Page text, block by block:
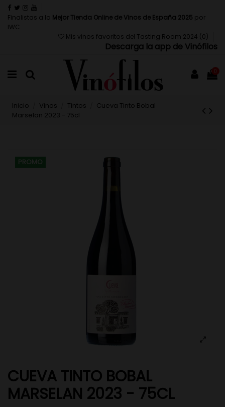
Finalistas a la Mejor Tienda Online de Vinos de España 2025 por
IWC
Mis vinos favoritos del Tasting Room 2024 (0 )
Descarga la app de Vinófilos
0
Inicio Vinos Tintos
Cueva Tinto Bobal
Marselan 2023 - 75cl
PROMO
CUEVA TINTO BOBAL
MARSELAN 2023 - 75CL